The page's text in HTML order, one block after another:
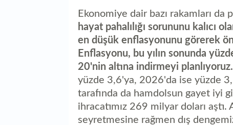
Ekonomiye dair bazı rakamları da
hayat pahalılığı sorununu kalıcı
en düşük enflasyonunu görerek
Enflasyonu, bu yılın sonunda
20'nin altına indirmeyi planlıyoruz.
yüzde 3,6'ya, 2026'da ise yüzde
tarafında da hamdolsun gayet iyi
ihracatımız 269 milyar doları
seyretmesine rağmen dış